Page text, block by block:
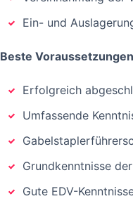
Ein- und
Beste Voraussetzungen
Erfolgreich
Umfassende
Grundkenntnisse
Gute EDV-